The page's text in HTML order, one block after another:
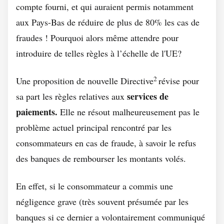
compte fourni, et qui auraient permis notamment
aux Pays-Bas de réduire de plus de 80% les cas de
fraudes ! Pourquoi alors même attendre pour
introduire de telles règles à l’échelle de l'UE?
Une proposition de nouvelle Directive2révise pour
sa part les règles relatives aux services de
paiements. Elle ne résout malheureusement pas le
problème actuel principal rencontré par les
consommateurs en cas de fraude, à savoir le refus
des banques de rembourser les montants volés.
En effet, si le consommateur a commis une
négligence grave (très souvent présumée par les
banques si ce dernier a volontairement communiqué